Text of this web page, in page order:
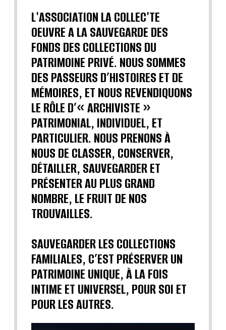
L'ASSOCIATION LA COLLEC'TE
OEUVRE A LA SAUVEGARDE DES
FONDS DES COLLECTIONS DU
PATRIMOINE PRIVÉ. NOUS SOMMES
DES PASSEURS D’HISTOIRES ET DE
MÉMOIRES, ET NOUS REVENDIQUONS
LE RÔLE D’« ARCHIVISTE »
PATRIMONIAL, INDIVIDUEL, ET
PARTICULIER. NOUS PRENONS À
NOUS DE CLASSER, CONSERVER,
DÉTAILLER, SAUVEGARDER ET
PRÉSENTER AU PLUS GRAND
NOMBRE, LE FRUIT DE NOS
TROUVAILLES.
SAUVEGARDER LES COLLECTIONS
FAMILIALES, C’EST PRÉSERVER UN
PATRIMOINE UNIQUE, À LA FOIS
INTIME ET UNIVERSEL, POUR SOI ET
POUR LES AUTRES.